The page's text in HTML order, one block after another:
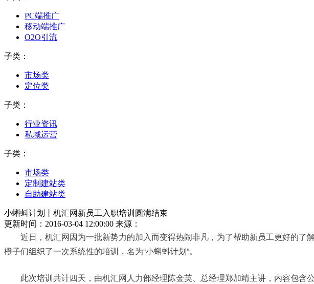
PC端推广
移动端推广
O2O引流
子类：
市场类
定位类
子类：
行业资讯
私域运营
子类：
市场类
定制建站类
自助建站类
小蝌蚪计划丨机汇网新员工入职培训圆满结束
更新时间：2016-03-04 12:00:00 来源：
近日，机汇网因为一批新势力的加入而变得热闹非凡，为了帮助新员工更好的了
橙子们组织了一次系统性的培训，名为“小蝌蚪计划”。
此次培训共计四天，由机汇网人力部经理陈金英、总经理郑加靖主讲，内容包含